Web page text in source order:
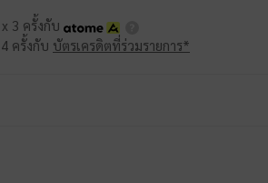
3 ครั้งกับ
ครั้งกับ บัตรเครดิตที่ร่วมรายการ*